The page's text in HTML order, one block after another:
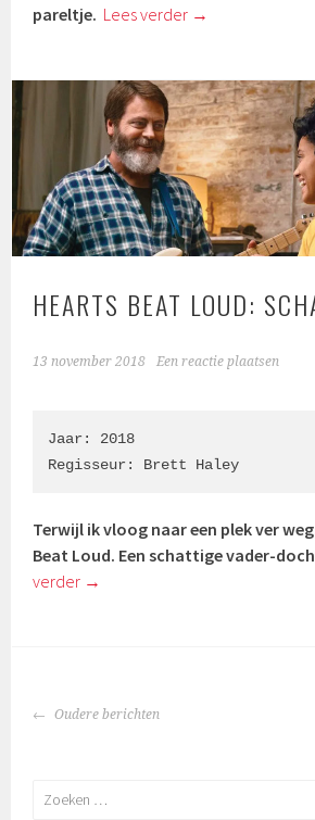
pareltje. Lees verder →
HEARTS BEAT LOUD:
13 november 2018 Een reactie plaatsen
Jaar: 2018
Regisseur: Brett Haley
Terwijl ik vloog naar een plek ver
Beat Loud. Een schattige vader-
verder →
BERICHTENNAVIGATIE
Oudere berichten
Zoeken